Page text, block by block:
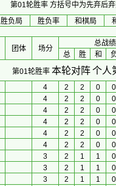
第01轮胜率方括号中为先弃后
胜负局 胜负率 和棋局
团体 场分
总战绩
总
胜 和
第01轮胜率 本轮对阵个人
4 2 2 0
0
4 2 2 0
0
4 2 2 0
0
4 2 2 0
0
4 2 2 0
0
4 2 2 0
0
3 2 1 1
0
3 2 1 1
0
3 2 1 1
0